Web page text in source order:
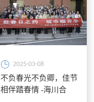
2025-03-08
不负春光不负卿，佳节
相伴踏春情 -海川合